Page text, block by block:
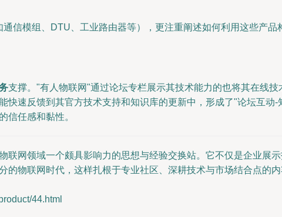
通信模组、DTU、工业路由器等），更注重阐述如何利用这些产
支撑。"有人物联网"通过论坛专栏展示其技术能力的也将其在线
快速反馈到其官方技术支持和知识库的更新中，形成了"论坛互动
信任感和黏性。
联网领域一个颇具影响力的思想与经验交换站。它不仅是企业展
的物联网时代，这样扎根于专业社区、深耕技术与市场结合点的
44.html